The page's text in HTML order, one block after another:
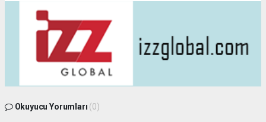
Okuyucu Yorumları (0)